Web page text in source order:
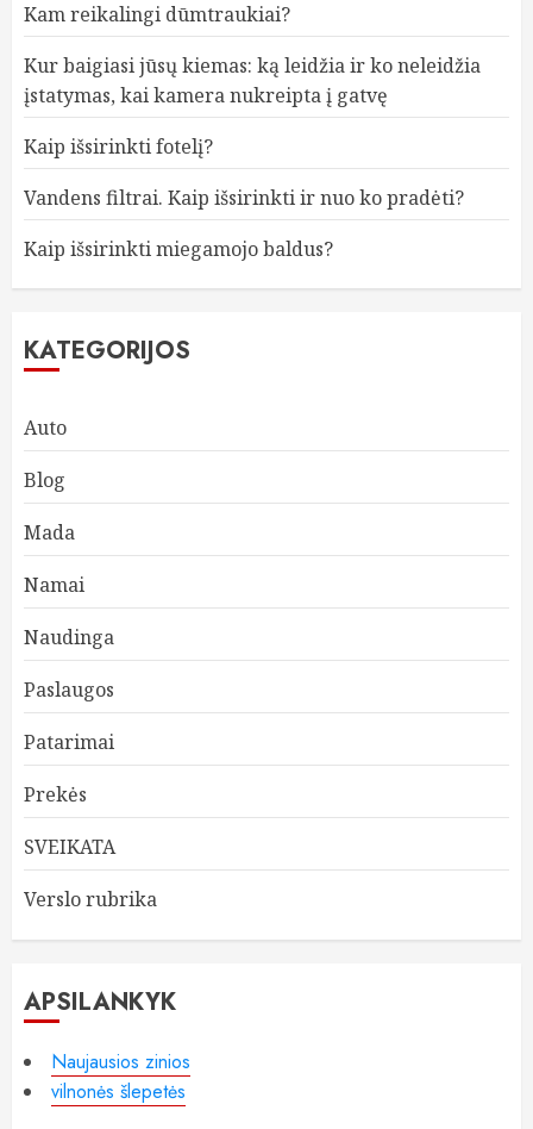
Kam reikalingi dūmtraukiai?
Kur baigiasi jūsų kiemas: ką leidžia ir ko neleidžia
įstatymas, kai kamera nukreipta į gatvę
Kaip išsirinkti fotelį?
Vandens filtrai. Kaip išsirinkti ir nuo ko pradėti?
Kaip išsirinkti miegamojo baldus?
KATEGORIJOS
Auto
Blog
Mada
Namai
Naudinga
Paslaugos
Patarimai
Prekės
SVEIKATA
Verslo rubrika
APSILANKYK
Naujausios zinios
vilnonės šlepetės